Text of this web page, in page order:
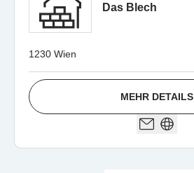
Das Blech
1230 Wien
MEHR DETAILS